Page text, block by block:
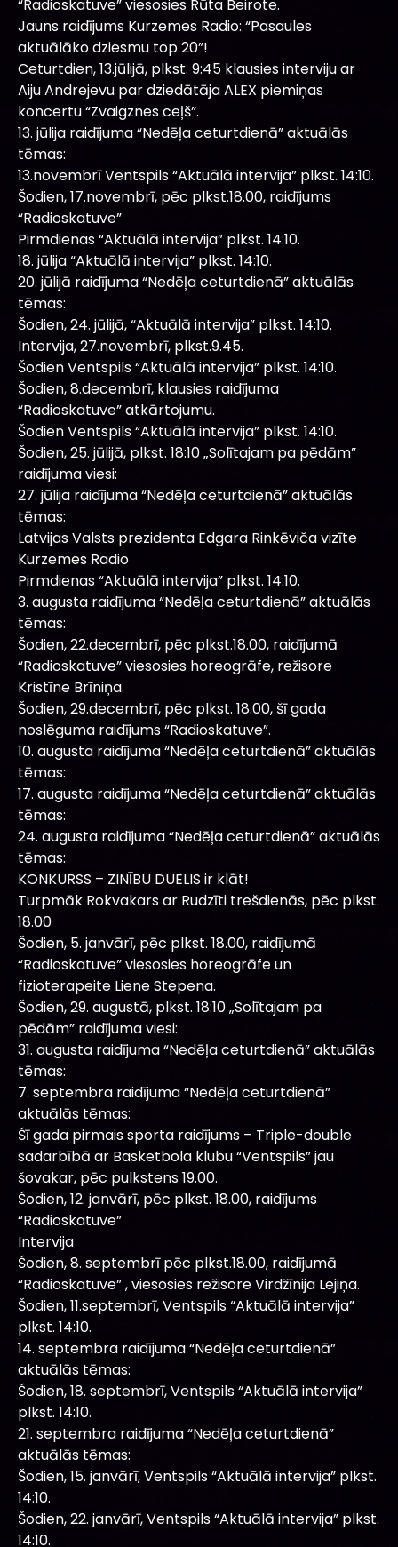
“Radioskatuve” viesosies Rūta Beirote.
Jauns raidījums Kurzemes Radio: “Pasaules
aktuālāko dziesmu top 20”!
Ceturtdien, 13.jūlijā, plkst. 9:45 klausies interviju ar
Aiju Andrejevu par dziedātāja ALEX piemiņas
koncertu “Zvaigznes ceļš”.
13. jūlija raidījuma “Nedēļa ceturtdienā” aktuālās
tēmas:
13.novembrī Ventspils “Aktuālā intervija” plkst. 14:10.
Šodien, 17.novembrī, pēc plkst.18.00, raidījums
“Radioskatuve”
Pirmdienas “Aktuālā intervija” plkst. 14:10.
18. jūlija “Aktuālā intervija” plkst. 14:10.
20. jūlijā raidījuma “Nedēļa ceturtdienā” aktuālās
tēmas:
Šodien, 24. jūlijā, “Aktuālā intervija” plkst. 14:10.
Intervija, 27.novembrī, plkst.9.45.
Šodien Ventspils “Aktuālā intervija” plkst. 14:10.
Šodien, 8.decembrī, klausies raidījuma
“Radioskatuve” atkārtojumu.
Šodien Ventspils “Aktuālā intervija” plkst. 14:10.
Šodien, 25. jūlijā, plkst. 18:10 „Solītajam pa pēdām”
raidījuma viesi:
27. jūlija raidījuma “Nedēļa ceturtdienā” aktuālās
tēmas:
Latvijas Valsts prezidenta Edgara Rinkēviča vizīte
Kurzemes Radio
Pirmdienas “Aktuālā intervija” plkst. 14:10.
3. augusta raidījuma “Nedēļa ceturtdienā” aktuālās
tēmas:
Šodien, 22.decembrī, pēc plkst.18.00, raidījumā
“Radioskatuve” viesosies horeogrāfe, režisore
Kristīne Brīniņa.
Šodien, 29.decembrī, pēc plkst. 18.00, šī gada
noslēguma raidījums “Radioskatuve”.
10. augusta raidījuma “Nedēļa ceturtdienā” aktuālās
tēmas:
17. augusta raidījuma “Nedēļa ceturtdienā” aktuālās
tēmas:
24. augusta raidījuma “Nedēļa ceturtdienā” aktuālās
tēmas:
KONKURSS – ZINĪBU DUELIS ir klāt!
Turpmāk Rokvakars ar Rudzīti trešdienās, pēc plkst.
18.00
Šodien, 5. janvārī, pēc plkst. 18.00, raidījumā
“Radioskatuve” viesosies horeogrāfe un
fizioterapeite Liene Stepena.
Šodien, 29. augustā, plkst. 18:10 „Solītajam pa
pēdām” raidījuma viesi:
31. augusta raidījuma “Nedēļa ceturtdienā” aktuālās
tēmas:
7. septembra raidījuma “Nedēļa ceturtdienā”
aktuālās tēmas:
Šī gada pirmais sporta raidījums – Triple-double
sadarbībā ar Basketbola klubu “Ventspils” jau
šovakar, pēc pulkstens 19.00.
Šodien, 12. janvārī, pēc plkst. 18.00, raidījums
“Radioskatuve”
Intervija
Šodien, 8. septembrī pēc plkst.18.00, raidījumā
“Radioskatuve” , viesosies režisore Virdžīnija Lejiņa.
Šodien, 11.septembrī, Ventspils “Aktuālā intervija”
plkst. 14:10.
14. septembra raidījuma “Nedēļa ceturtdienā”
aktuālās tēmas:
Šodien, 18. septembrī, Ventspils “Aktuālā intervija”
plkst. 14:10.
21. septembra raidījuma “Nedēļa ceturtdienā”
aktuālās tēmas:
Šodien, 15. janvārī, Ventspils “Aktuālā intervija” plkst.
14:10.
Šodien, 22. janvārī, Ventspils “Aktuālā intervija” plkst.
14:10.